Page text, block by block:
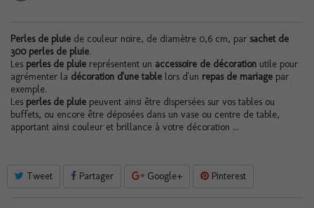
Perles de pluie de couleur noire, de diamètre 0,6 cm, par sachet de
300 perles de pluie.
Les perles de pluie représentent un accessoire de décoration utile pour
agrémenter la décoration d'une table lors d'un repas de mariage par
exemple.
Les perles de pluie peuvent ainsi être dispersées sur vos tables ou
buffets, ou encore être déposées dans un vase ou centre de table,
apportant ainsi couleur et brillance à votre décoration ...
Tweet Partager Google+ Pinterest